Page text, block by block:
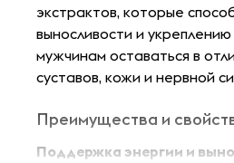
экстрактов, которые
выносливости и
мужчинам оставаться в
суставов, кожи и нервной
Преимущества и
Поддержка энергии и